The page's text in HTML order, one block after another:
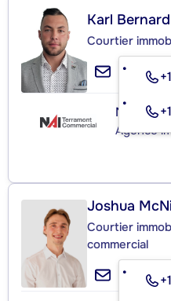
Karl Bernard
Courtier
NAI
Agence
Joshua
Courtier
commercial